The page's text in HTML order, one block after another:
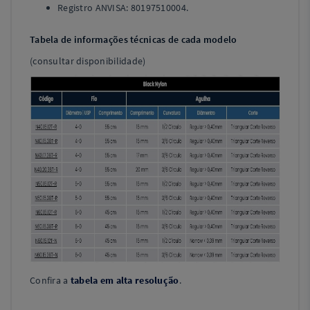
Registro ANVISA: 80197510004.
Tabela de informações técnicas de cada modelo
(consultar disponibilidade)
Confira a tabela em alta resolução.